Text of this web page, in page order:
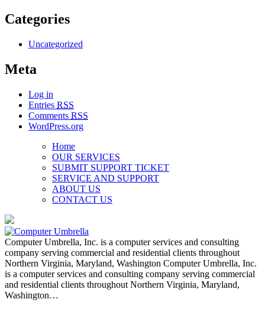
Categories
Uncategorized
Meta
Log in
Entries RSS
Comments RSS
WordPress.org
Home
OUR SERVICES
SUBMIT SUPPORT TICKET
SERVICE AND SUPPORT
ABOUT US
CONTACT US
Computer Umbrella, Inc. is a computer services and consulting
company serving commercial and residential clients throughout
Northern Virginia, Maryland, Washington Computer Umbrella, Inc.
is a computer services and consulting company serving commercial
and residential clients throughout Northern Virginia, Maryland,
Washington…